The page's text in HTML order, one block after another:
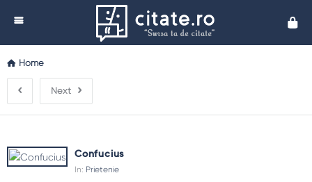
Home
Next
Confucius
In: Prietenie